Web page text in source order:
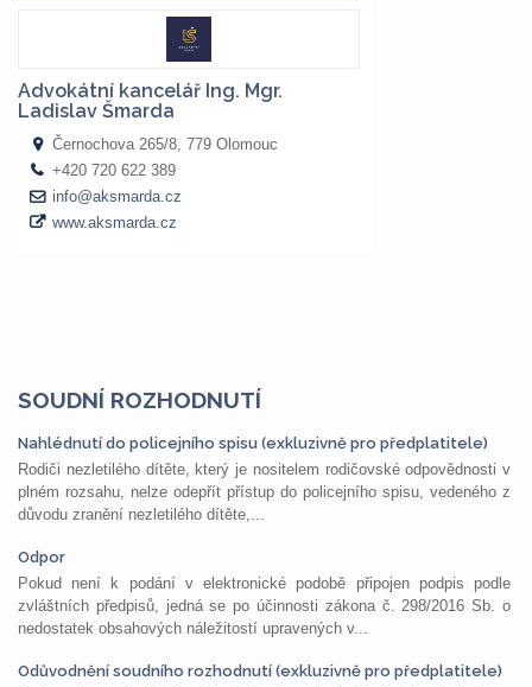
SOUDNÍ ROZHODNUTÍ
Nahlédnutí do policejního spisu (exkluzivně pro předplatitele)
Rodiči nezletilého dítěte, který je nositelem rodičovské odpovědnosti v
plném rozsahu, nelze odepřít přístup do policejního spisu, vedeného z
důvodu zranění nezletilého dítěte,...
Odpor
Pokud není k podání v elektronické podobě připojen podpis podle
zvláštních předpisů, jedná se po účinnosti zákona č. 298/2016 Sb. o
nedostatek obsahových náležitostí upravených v...
Odůvodnění soudního rozhodnutí (exkluzivně pro předplatitele)